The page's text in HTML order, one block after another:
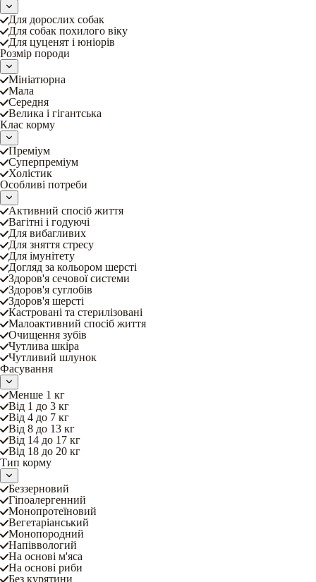
Для дорослих собак
Для собак похилого віку
Для цуценят і юніорів
Розмір породи
Мініатюрна
Мала
Середня
Велика і гігантська
Клас корму
Преміум
Суперпреміум
Холістик
Особливі потреби
Активний спосіб життя
Вагітні і годуючі
Для вибагливих
Для зняття стресу
Для імунітету
Догляд за кольором шерсті
Здоров'я сечової системи
Здоров'я суглобів
Здоров'я шерсті
Кастровані та стерилізовані
Малоактивний спосіб життя
Очищення зубів
Чутлива шкіра
Чутливий шлунок
Фасування
Менше 1 кг
Від 1 до 3 кг
Від 4 до 7 кг
Від 8 до 13 кг
Від 14 до 17 кг
Від 18 до 20 кг
Тип корму
Беззерновий
Гіпоалергенний
Монопротеїновий
Вегетаріанський
Монопородний
Напіввологий
На основі м'яса
На основі риби
Без курятини